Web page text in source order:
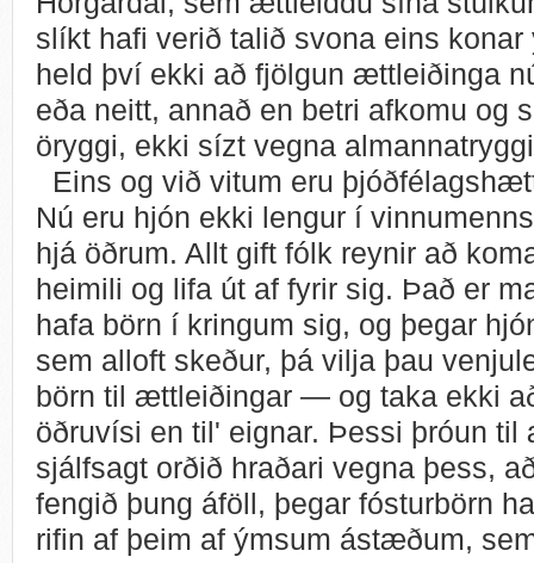
slíkt hafi verið talið svona eins
held því ekki að fjölgun ættleiðinga
eða neitt, annað en betri afkomu og
öryggi, ekki sízt vegna
Eins og við vitum eru
Nú eru hjón ekki lengur í
hjá öðrum. Allt gift fólk reynir að
heimili og lifa út af fyrir sig. Það er
hafa börn í kringum sig, og þegar
sem alloft skeður, þá vilja þau
börn til ættleiðingar — og taka ekki
öðruvísi en til' eignar. Þessi þróun
sjálfsagt orðið hraðari vegna þess,
fengið þung áföll, þegar fósturbörn
rifin af þeim af ýmsum ástæðum,